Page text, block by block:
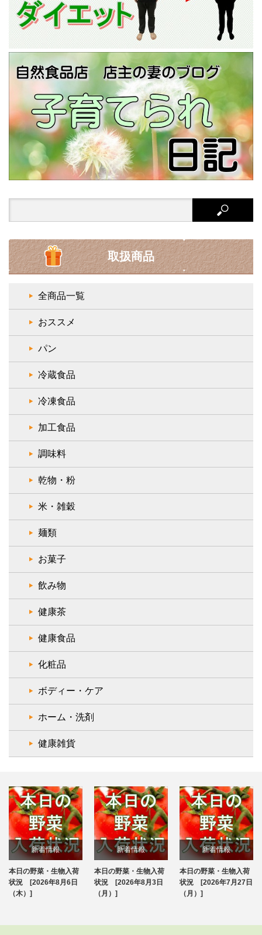
取扱商品
全商品一覧
おススメ
パン
冷蔵食品
冷凍食品
加工食品
調味料
乾物・粉
米・雑穀
麺類
お菓子
飲み物
健康茶
健康食品
化粧品
ボディー・ケア
ホーム・洗剤
健康雑貨
新着情報
ブログ
本日の野菜・生物入荷
状況 [2026年8月6日
（木）]
新着情報
ブログ
本日の野菜・生物入荷
状況 [2026年8月3日
（月）]
新着情報
ブログ
本日の野菜・生物入荷
状況 [2026年7月27日
（月）]